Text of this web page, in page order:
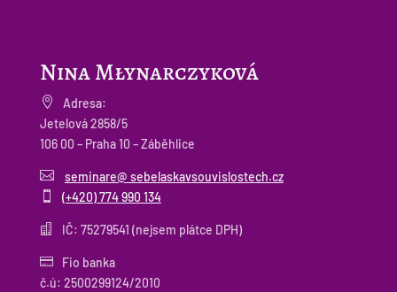
Nina Młynarczyková

Adresa:
Jetelová 2858/5
106 00 – Praha 10 – Záběhlice
 seminare@ sebelaskavsouvislostech.cz
 (+420) 774 990 134
 IČ: 75279541 (nejsem plátce DPH)

Fio banka
č.ú: 2500299124/2010